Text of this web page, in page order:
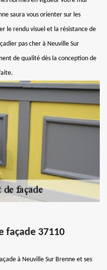
saura vous orienter sur les
le rendu visuel et la résistance de
pas cher à Neuville Sur
de qualité dès la conception de
façade 37110
à Neuville Sur Brenne et ses